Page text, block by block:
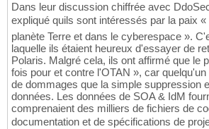
Dans leur discussion chiffrée avec
expliqué quils sont intéressés par la paix
planète Terre et dans le cyberespace ».
laquelle ils étaient heureux d'essayer de
Polaris. Malgré cela, ils ont affirmé que le
fois pour et contre l'OTAN », car
de dommages que la simple suppression
données. Les données de SOA & IdM
comprenaient des milliers de fichiers de
documentation et de spécifications de